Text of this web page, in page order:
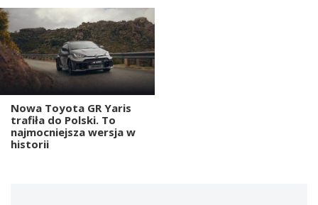
Nowa Toyota GR Yaris
trafiła do Polski. To
najmocniejsza wersja w
historii